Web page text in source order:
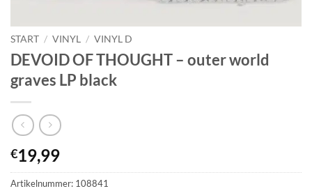
START / VINYL / VINYL D
DEVOID OF THOUGHT – outer world
graves LP black
€19,99
Artikelnummer: 108841